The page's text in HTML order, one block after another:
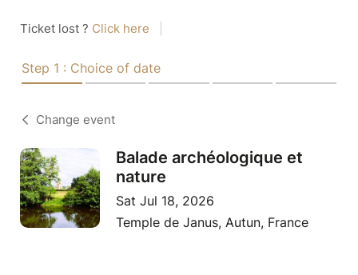
Ticket lost ? Click here
Step 1 : Choice of date
Change event
Balade archéologique et
nature
Sat Jul 18, 2026
Temple de Janus, Autun, France